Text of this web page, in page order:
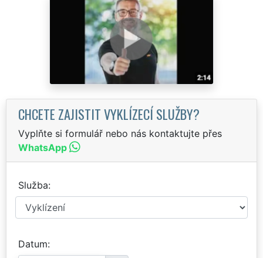
CHCETE ZAJISTIT VYKLÍZECÍ SLUŽBY?
Vyplňte si formulář nebo nás kontaktujte přes
WhatsApp
Služba
Datum